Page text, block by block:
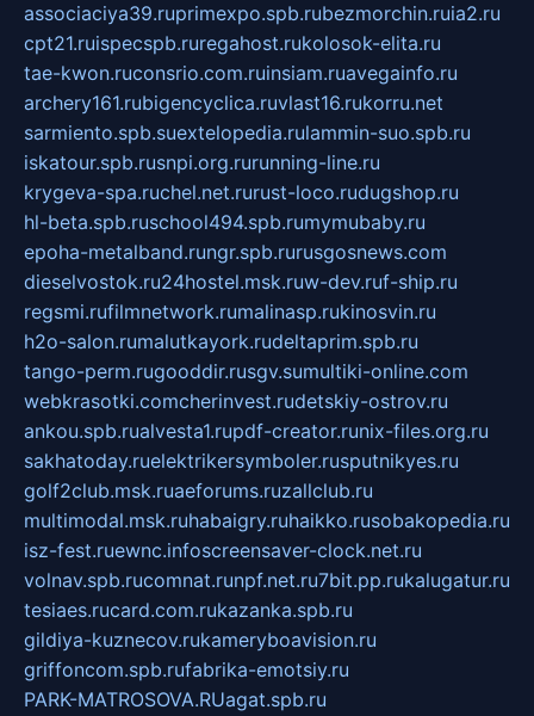
associaciya39.ruprimexpo.spb.rubezmorchin.ruia2.ru
cpt21.ruispecspb.ruregahost.rukolosok-elita.ru
tae-kwon.ruconsrio.com.ruinsiam.ruavegainfo.ru
archery161.rubigencyclica.ruvlast16.rukorru.net
sarmiento.spb.suextelopedia.rulammin-suo.spb.ru
iskatour.spb.rusnpi.org.rurunning-line.ru
krygeva-spa.ruchel.net.rurust-loco.rudugshop.ru
hl-beta.spb.ruschool494.spb.rumymubaby.ru
epoha-metalband.rungr.spb.rurusgosnews.com
dieselvostok.ru24hostel.msk.ruw-dev.ruf-ship.ru
regsmi.rufilmnetwork.rumalinasp.rukinosvin.ru
h2o-salon.rumalutkayork.rudeltaprim.spb.ru
tango-perm.rugooddir.rusgv.sumultiki-online.com
webkrasotki.comcherinvest.rudetskiy-ostrov.ru
ankou.spb.rualvesta1.rupdf-creator.runix-files.org.ru
sakhatoday.ruelektrikersymboler.rusputnikyes.ru
golf2club.msk.ruaeforums.ruzallclub.ru
multimodal.msk.ruhabaigry.ruhaikko.rusobakopedia.ru
isz-fest.ruewnc.infoscreensaver-clock.net.ru
volnav.spb.rucomnat.runpf.net.ru7bit.pp.rukalugatur.ru
tesiaes.rucard.com.rukazanka.spb.ru
gildiya-kuznecov.rukameryboavision.ru
griffoncom.spb.rufabrika-emotsiy.ru
PARK-MATROSOVA.RUagat.spb.ru